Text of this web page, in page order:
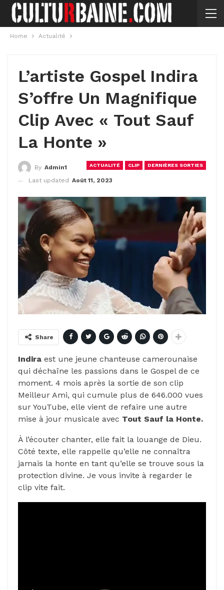
Home Actualité
L’artiste Gospel Indira
S’offre Un Magnifique
Clip Avec « Tout Sauf
La Honte »
ACTUALITÉ CLIP DERNIÈRES SORTIES
By Admin1
Last updated Août 11, 2023
Share
Indira est une jeune chanteuse camerounaise
qui déchaîne les passions dans le Gospel de ce
moment. 4 mois après la sortie de son clip
Meilleur Ami, qui cumule plus de 646.000 vues
sur YouTube, elle vient de refaire une autre
mise à jour musicale avec Tout Sauf la Honte.
À l’écouter chanter, elle fait la louange de Dieu.
Côté texte, elle rappelle qu’elle ne connaîtra
jamais la honte en tant qu’elle se trouve sous la
protection divine. Je vous invite à regarder le
clip vite fait.